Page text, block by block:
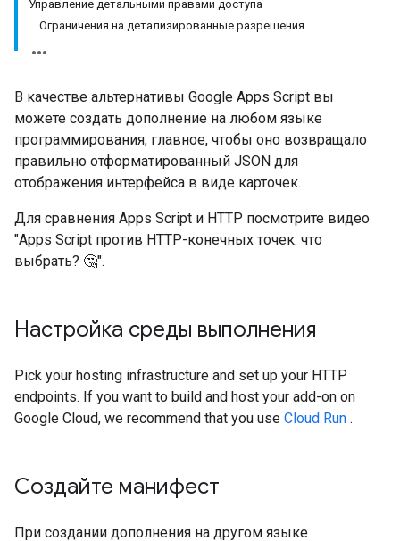
Управление детальными правами доступа
Ограничения на детализированные разрешения
В качестве альтернативы Google Apps Script вы
можете создать дополнение на любом языке
программирования, главное, чтобы оно возвращало
правильно отформатированный JSON для
отображения интерфейса в виде карточек.
Для сравнения Apps Script и HTTP посмотрите видео
"Apps Script против HTTP-конечных точек: что
выбрать? 🤔".
Настройка среды выполнения
Pick your hosting infrastructure and set up your HTTP
endpoints. If you want to build and host your add-on on
Google Cloud, we recommend that you use Cloud Run .
Создайте манифест
При создании дополнения на другом языке